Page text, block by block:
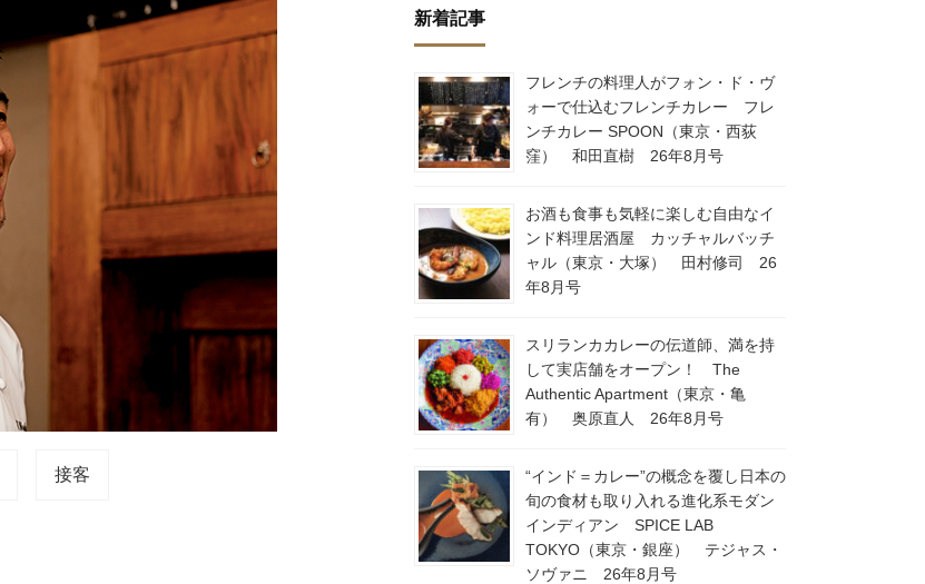
接客
新着記事
フレンチの料理人がフォン・ド・ヴ
ォーで仕込むフレンチカレー フレ
ンチカレー SPOON（東京・西荻
窪） 和田直樹 26年8月号
お酒も食事も気軽に楽しむ自由なイ
ンド料理居酒屋 カッチャルバッチ
ャル（東京・大塚） 田村修司 26
年8月号
スリランカカレーの伝道師、満を持
して実店舗をオープン！ The
Authentic Apartment（東京・亀
有） 奥原直人 26年8月号
“インド＝カレー”の概念を覆し日本の
旬の食材も取り入れる進化系モダン
インディアン SPICE LAB
TOKYO（東京・銀座） テジャス・
ソヴァニ 26年8月号